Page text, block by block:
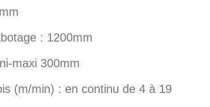
: 1200mm
maxi 300mm
(m/min) : en continu de 4 à 19